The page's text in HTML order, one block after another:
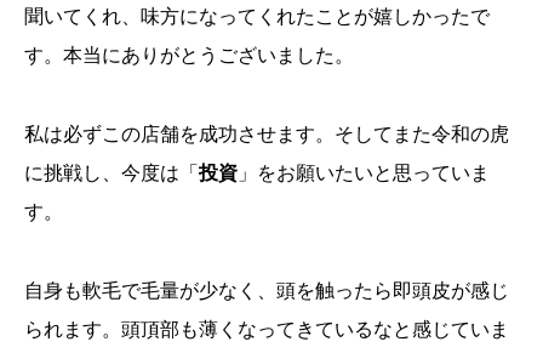
聞いてくれ、味方になってくれたことが嬉しかったで
す。本当にありがとうございました。
私は必ずこの店舗を成功させます。そしてまた令和の虎
に挑戦し、今度は「投資」をお願いたいと思っていま
す。
自身も軟毛で毛量が少なく、頭を触ったら即頭皮が感じ
られます。頭頂部も薄くなってきているなと感じていま